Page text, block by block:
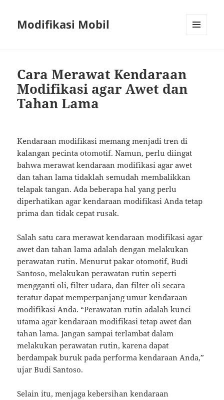
Modifikasi Mobil
Cara Merawat Kendaraan
Modifikasi agar Awet dan
Tahan Lama
Kendaraan modifikasi memang menjadi tren di
kalangan pecinta otomotif. Namun, perlu diingat
bahwa merawat kendaraan modifikasi agar awet
dan tahan lama tidaklah semudah membalikkan
telapak tangan. Ada beberapa hal yang perlu
diperhatikan agar kendaraan modifikasi Anda tetap
prima dan tidak cepat rusak.
Salah satu cara merawat kendaraan modifikasi agar
awet dan tahan lama adalah dengan melakukan
perawatan rutin. Menurut pakar otomotif, Budi
Santoso, melakukan perawatan rutin seperti
mengganti oli, filter udara, dan filter oli secara
teratur dapat memperpanjang umur kendaraan
modifikasi Anda. “Perawatan rutin adalah kunci
utama agar kendaraan modifikasi tetap awet dan
tahan lama. Jangan sampai terlambat dalam
melakukan perawatan rutin, karena dapat
berdampak buruk pada performa kendaraan Anda,”
ujar Budi Santoso.
Selain itu, menjaga kebersihan kendaraan